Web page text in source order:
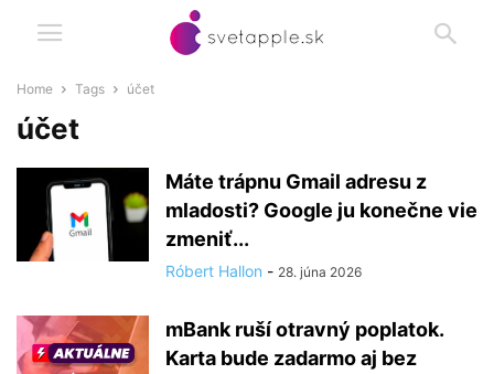
Home Tags účet
účet
Máte trápnu Gmail adresu z
mladosti? Google ju konečne vie
zmeniť...
Róbert Hallon - 28. júna 2026
mBank ruší otravný poplatok.
Karta bude zadarmo aj bez